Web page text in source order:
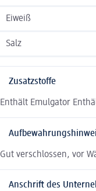
Eiweiß
Salz
Zusatzstoffe
Enthält Emulgator
Gut verschlossen, vor
Anschrift des